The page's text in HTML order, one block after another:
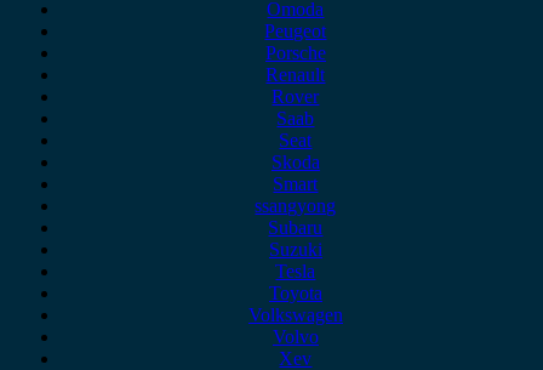
Omoda
Peugeot
Porsche
Renault
Rover
Saab
Seat
Skoda
Smart
ssangyong
Subaru
Suzuki
Tesla
Toyota
Volkswagen
Volvo
Xev